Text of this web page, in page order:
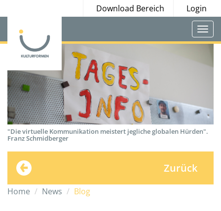
Download Bereich Login
"Die virtuelle Kommunikation meistert jegliche globalen Hürden".
Franz Schmidberger
Zurück
Home News Blog